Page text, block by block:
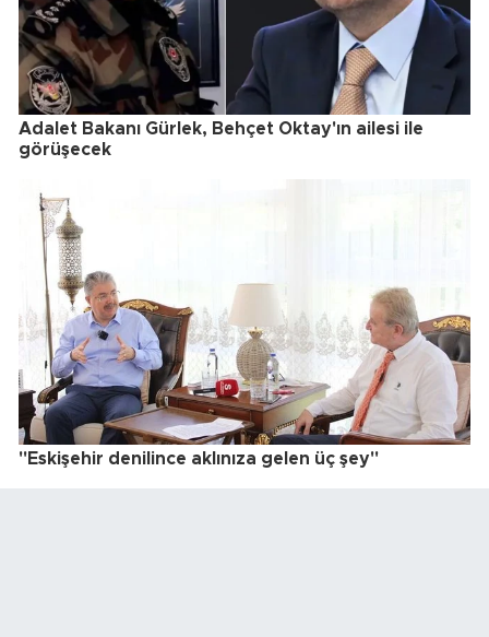
Adalet Bakanı Gürlek, Behçet Oktay'ın ailesi ile
görüşecek
"Eskişehir denilince aklınıza gelen üç şey"